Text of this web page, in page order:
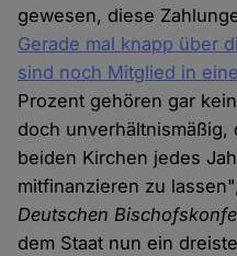
gewesen, diese
Gerade mal knapp über
sind noch Mitglied in
Prozent gehören gar
doch
beiden Kirchen jedes
mitfinanzieren zu
Deutschen
dem Staat nun ein